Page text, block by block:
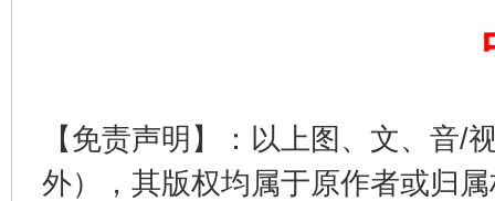
【免责声明】：以上图、文、音/
外），其版权均属于原作者或归